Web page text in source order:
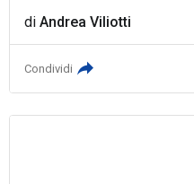
diAndrea Viliotti
Condividi